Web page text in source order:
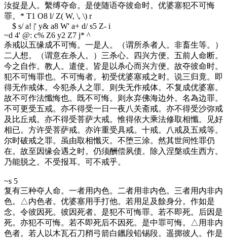
汝捉是人。繫缚夺命。是使随语夺彼命时。优婆塞犯不可悔
罪。 * T1 O8 l/ Z( W, \, \) r
$ s/ a! |' y& a8 W' a+ d/ s5 Z- i
~d 4' @: c% Z6 y2 Z7 j* ^
杀戒以五缘成不可悔。一是人。（谓所杀者人。非畜生等。）
二人想。（谓意在杀人。）三杀心。四兴方便。五前人命断。
今之自作。教人。遣使。皆是以杀心而兴方便。故夺彼命时。
犯不可悔罪也。不可悔者。初受优婆塞戒之时。说三归竟。即
得无作戒体。今犯杀人之罪。则失无作戒体。不复成优婆塞。
故不可作法懺悔也。既不可悔。则永弃佛海边外。名為边罪。
不可更受五戒。亦不得受一日一夜八关斋戒。亦不得受沙弥戒
及比丘戒。亦不得受菩萨大戒。惟得依大乘法修取相懺。见好
相已。方许受菩萨戒。亦许重受具戒。十戒。八戒及五戒等。
尔时破戒之罪。虽由取相懺灭。不堕三涂。然其世间性罪仍
在。故至因缘会遇之时。仍须酬偿夙债。除入涅槃或生西方。
乃能脱之。不受报耳。可不戒乎。
~s 5
复有三种夺人命。一者用内色。二者用非内色。三者用内非内
色。△内色者。优婆塞用手打他。若用足及餘身分。作如是
念。令彼因死。彼因死者。是犯不可悔罪。若不即死。后因是
死。亦犯不可悔。若不即死后不因死。是中罪可悔。△用非内
色者。若人以木瓦石刀矟弓箭白鑞段铅锡段。遥掷彼人。作是